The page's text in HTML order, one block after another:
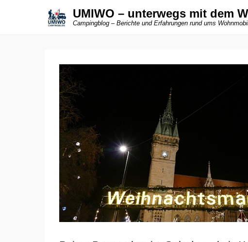
UMIWO – unterwegs mit dem
Campingblog – Berichte und Erfahrungen rund ums